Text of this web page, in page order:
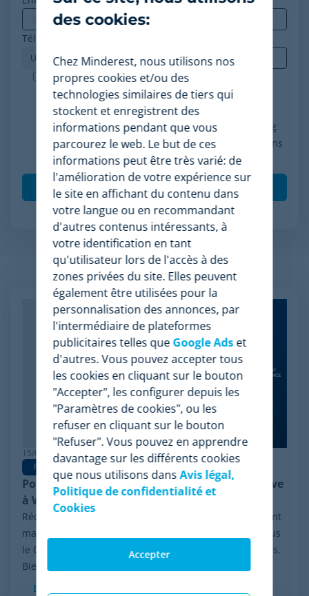
Téléphone
Minderest est une entreprise certifiée ISO-27001.
J'accepte le traitement de mes données
conformément à la politique de confidentialité, je
consens à recevoir des communications marketing
de Minderest et je comprends que mes interactions
(ouvertures et clics) seront mesurées pour per
Articles apparentés
15/06/2026
Pricing Software
Pourquoi Minderest est la meilleure alternative
à Wiser en pricing intelligence
Récemment, le secteur a été marqué par un événement
majeur : la procédure de réorganisation financière sous
le Chapter 11 initiée par Wiser Solutions aux États-Unis.
Bien que cette mesure n'implique...
En savoir plus
des cookies:
Chez Minderest, nous utilisons nos
propres cookies et/ou des
technologies similaires de tiers qui
stockent et enregistrent des
informations pendant que vous
parcourez le web. Le but de ces
informations peut être très varié: de
l'amélioration de votre expérience sur
le site en affichant du contenu dans
votre langue ou en recommandant
d'autres contenus intéressants, à
votre identification en tant
qu'utilisateur lors de l'accès à des
zones privées du site. Elles peuvent
également être utilisées pour la
personnalisation des annonces, par
l'intermédiaire de plateformes
publicitaires telles que Google Adset
d'autres. Vous pouvez accepter tous
les cookies en cliquant sur le bouton
"Accepter", les configurer depuis les
"Paramètres de cookies", ou les
refuser en cliquant sur le bouton
"Refuser". Vous pouvez en apprendre
davantage sur les différents cookies
que nous utilisons dansAvis légal,
Politique de confidentialité et
Cookies
Accepter